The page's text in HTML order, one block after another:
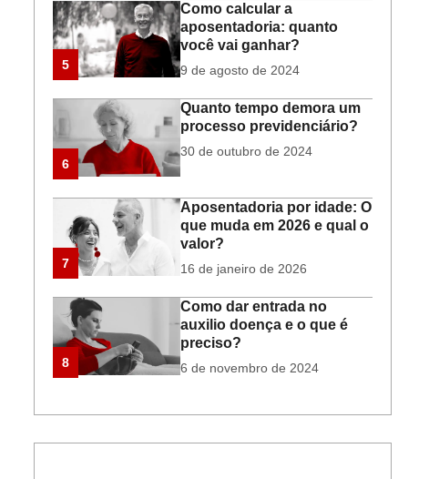
5
Como calcular a
aposentadoria: quanto
você vai ganhar?
9 de agosto de 2024
6
Quanto tempo demora um
processo previdenciário?
30 de outubro de 2024
7
Aposentadoria por idade: O
que muda em 2026 e qual o
valor?
16 de janeiro de 2026
8
Como dar entrada no
auxilio doença e o que é
preciso?
6 de novembro de 2024